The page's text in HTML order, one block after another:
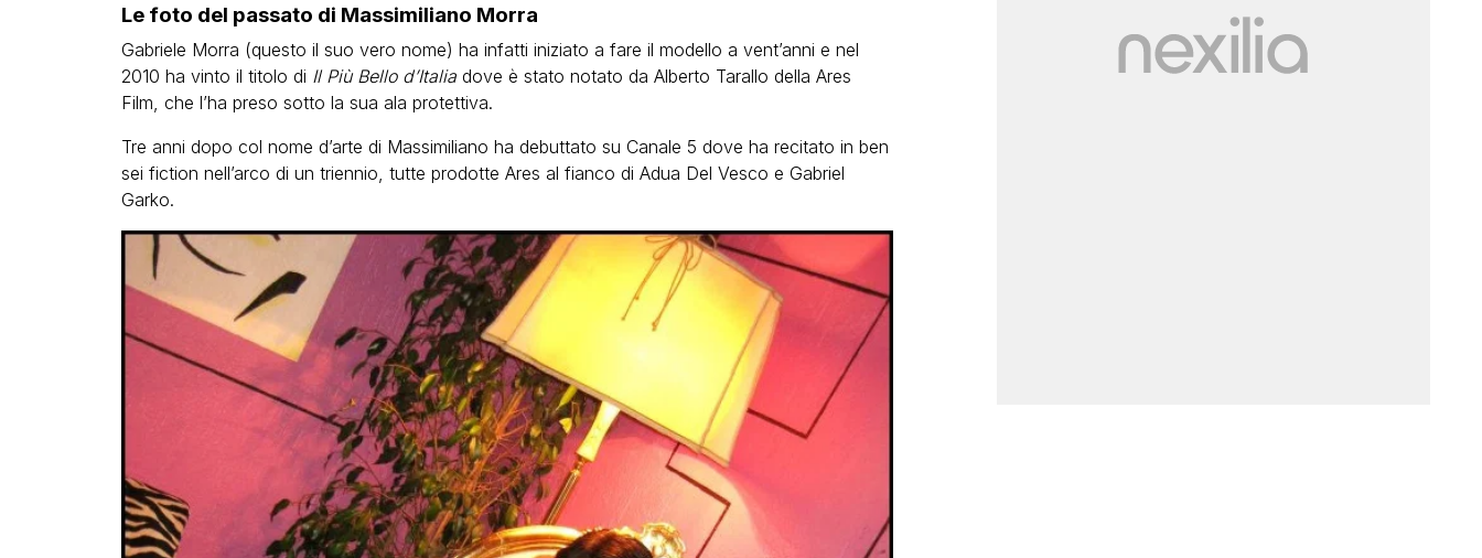
Le foto del passato di Massimiliano Morra
Gabriele Morra (questo il suo vero nome) ha infatti iniziato a fare il modello a vent’anni e nel
2010 ha vinto il titolo di Il Più Bello d’Italiadove è stato notato da Alberto Tarallo della Ares
Film, che l’ha preso sotto la sua ala protettiva.
Tre anni dopo col nome d’arte di Massimiliano ha debuttato su Canale 5 dove ha recitato in ben
sei fiction nell’arco di un triennio, tutte prodotte Ares al fianco di Adua Del Vesco e Gabriel
Garko.